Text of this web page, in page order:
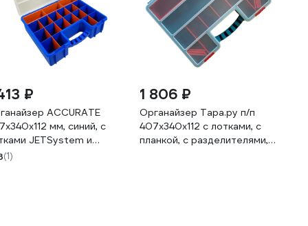
₽
ACCURATE
мм, синий, с
JETSystem и
22 ячейки
(1)
1 806 ₽
Органайзер Тара.ру п/п
407x340x112 с лотками, с
планкой, с разделителями,